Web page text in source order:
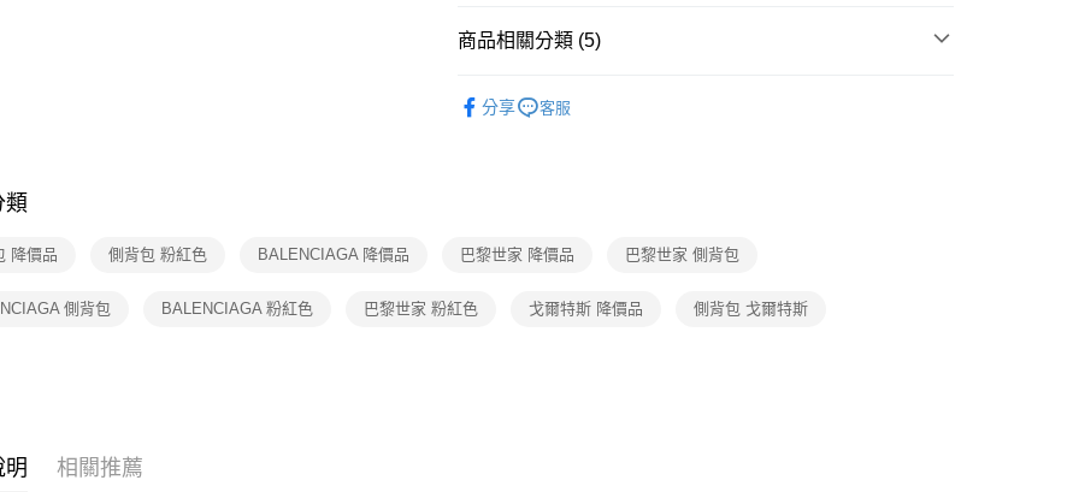
絡購買商品的店家。未經商家同意取消之訂單仍視為有效，需透過AFTEE
是否繳費成功／繳費後需取消欲退款等相關疑問，請聯繫「AFTEE先享後
２．關於個人資料處理事宜，請瀏覽以下網址：
３．未成年的使用者請事先徵得法定代理人或監護人之同意方可使用
免運費
商品相關分類 (5)
【TOP１】經典精品包👜熱門品牌推薦
分享 客服
類
降價品 側背包 粉紅色 BALENCIAGA 降價品 巴黎世家 降價品 巴黎世家 側背包
側背包 BALENCIAGA 粉紅色 巴黎世家 粉紅色 戈爾特斯 降價品 側背包 戈爾特斯
明 相關推薦